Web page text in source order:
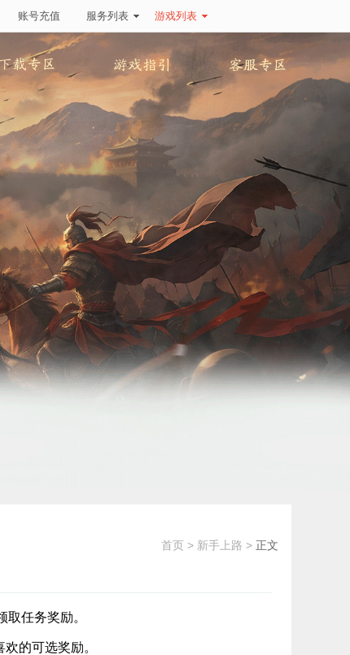
账号充值 服务列表 游戏列表
首页 > 新手上路 > 正文
任务奖励。
的可选奖励。